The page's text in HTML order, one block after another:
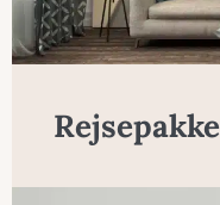
Rejsepakke